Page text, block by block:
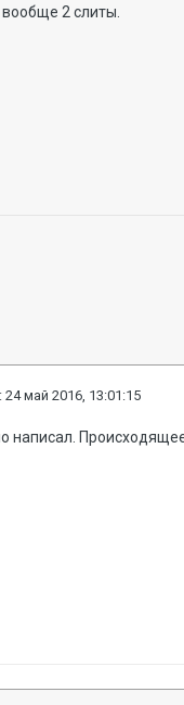
2 слиты.
24 май 2016, 13:01:15
написал.